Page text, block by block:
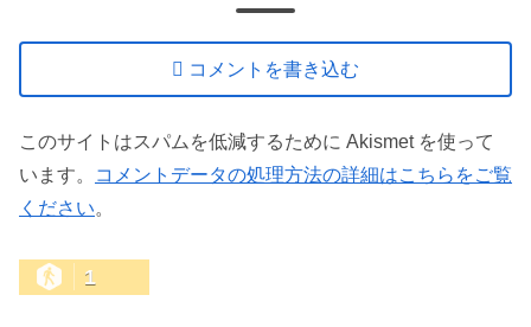
コメントを書き込む
このサイトはスパムを低減するために Akismet を使って
います。
コメントデータの処理方法の詳細はこちらをご覧
ください。
1